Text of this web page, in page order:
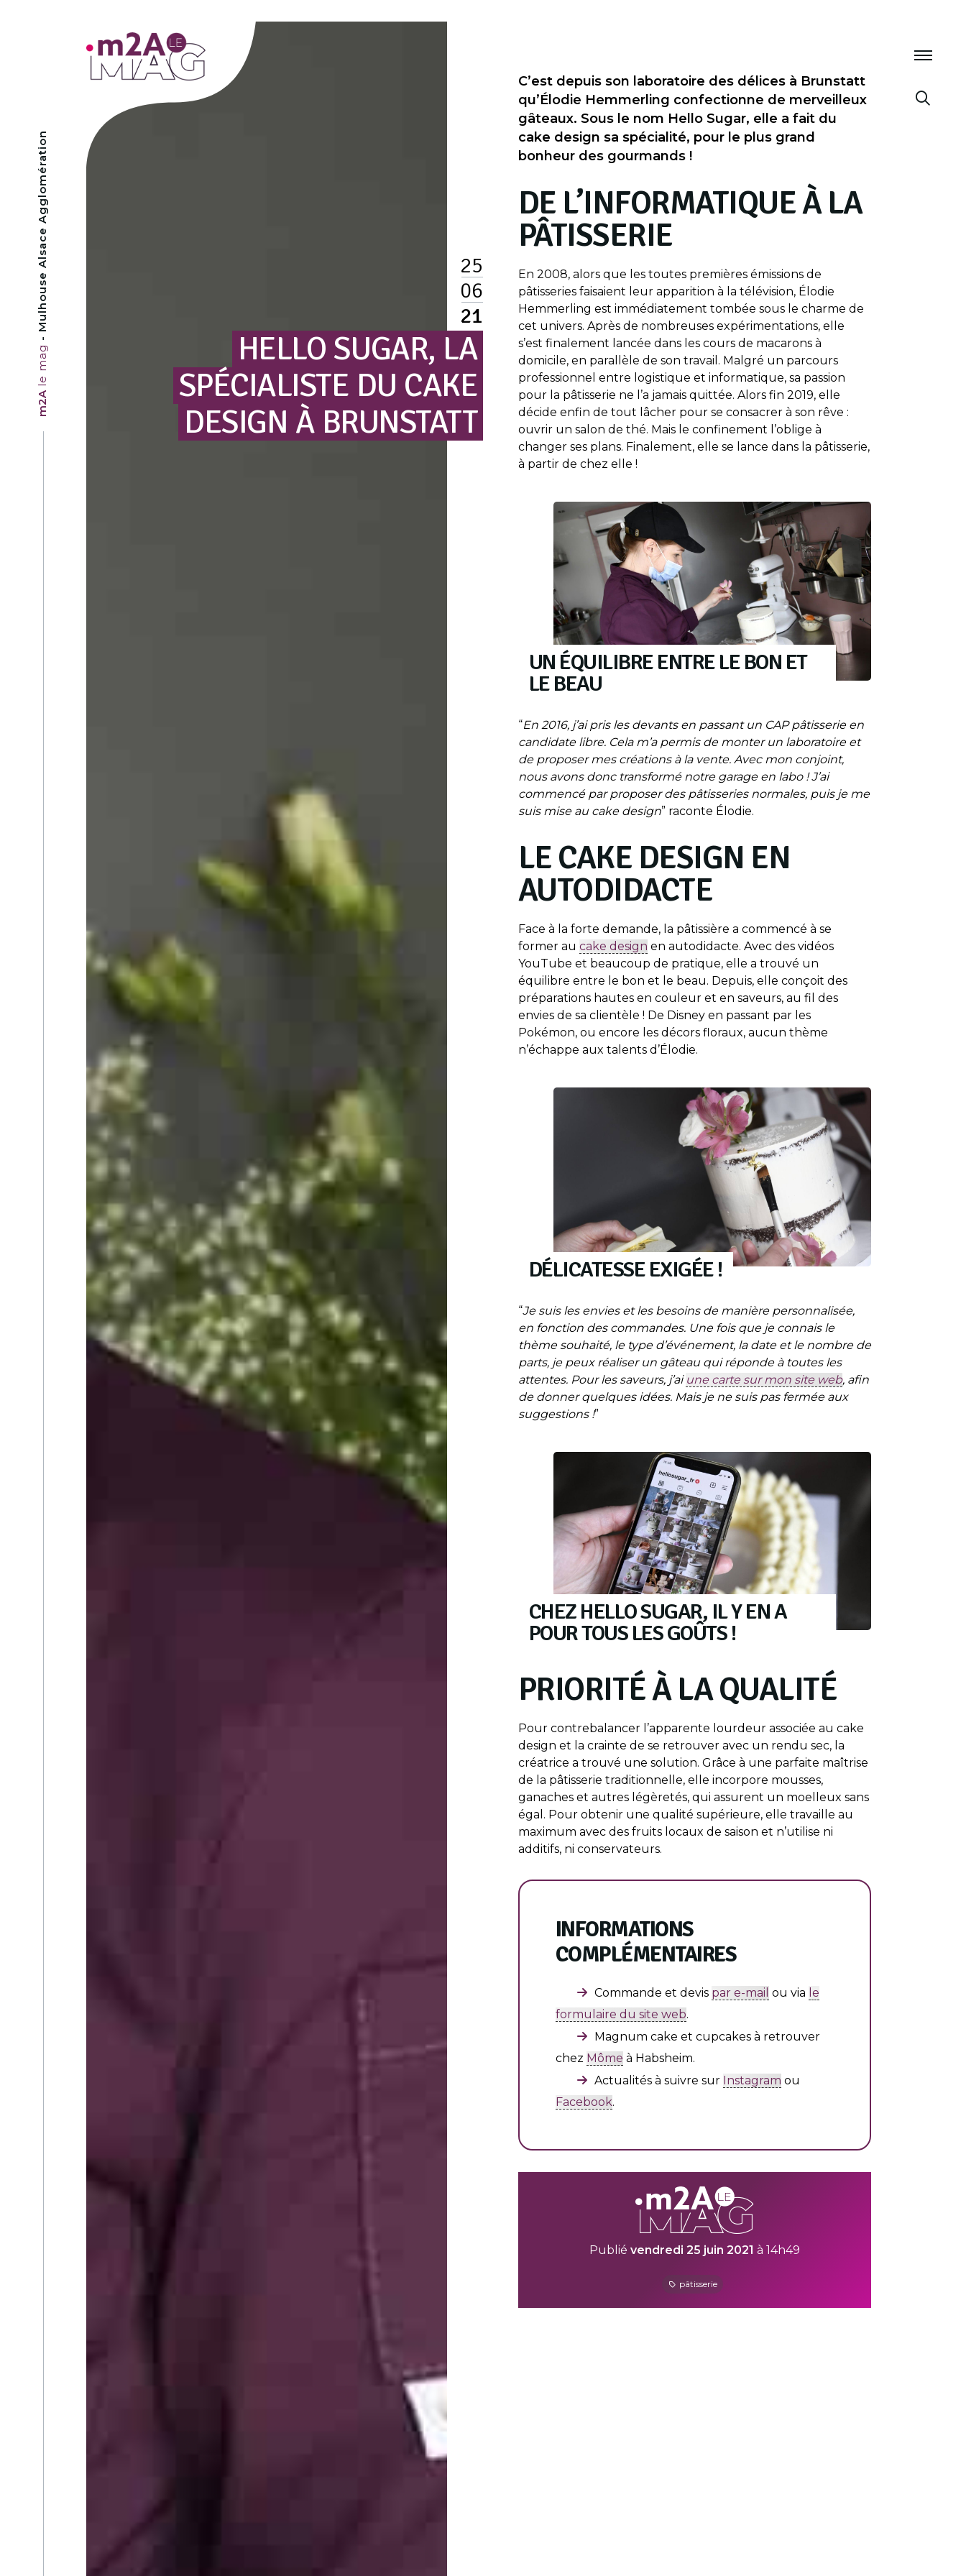
m2A
le mag
- Mulhouse Alsace Agglomération
25
06
21
HELLO SUGAR, LA
SPÉCIALISTE DU CAKE
DESIGN À BRUNSTATT
C’est depuis son laboratoire des délices à Brunstatt
qu’Élodie Hemmerling confectionne de merveilleux
gâteaux. Sous le nom Hello Sugar, elle a fait du
cake design sa spécialité, pour le plus grand
bonheur des gourmands !
DE L’INFORMATIQUE À LA
PÂTISSERIE
En 2008, alors que les toutes premières émissions de
pâtisseries faisaient leur apparition à la télévision, Élodie
Hemmerling est immédiatement tombée sous le charme de
cet univers. Après de nombreuses expérimentations, elle
s’est finalement lancée dans les cours de macarons à
domicile, en parallèle de son travail. Malgré un parcours
professionnel entre logistique et informatique, sa passion
pour la pâtisserie ne l’a jamais quittée. Alors fin 2019, elle
décide enfin de tout lâcher pour se consacrer à son rêve :
ouvrir un salon de thé. Mais le confinement l’oblige à
changer ses plans. Finalement, elle se lance dans la pâtisserie,
à partir de chez elle !
UN ÉQUILIBRE ENTRE LE BON ET
LE BEAU
“En 2016, j’ai pris les devants en passant un CAP pâtisserie en
candidate libre. Cela m’a permis de monter un laboratoire et
de proposer mes créations à la vente. Avec mon conjoint,
nous avons donc transformé notre garage en labo ! J’ai
commencé par proposer des pâtisseries normales, puis je me
suis mise au cake design” raconte Élodie.
LE CAKE DESIGN EN
AUTODIDACTE
Face à la forte demande, la pâtissière a commencé à se
former au cake design en autodidacte. Avec des vidéos
YouTube et beaucoup de pratique, elle a trouvé un
équilibre entre le bon et le beau. Depuis, elle conçoit des
préparations hautes en couleur et en saveurs, au fil des
envies de sa clientèle ! De Disney en passant par les
Pokémon, ou encore les décors floraux, aucun thème
n’échappe aux talents d’Élodie.
DÉLICATESSE EXIGÉE !
“Je suis les envies et les besoins de manière personnalisée,
en fonction des commandes. Une fois que je connais le
thème souhaité, le type d’événement, la date et le nombre de
parts, je peux réaliser un gâteau qui réponde à toutes les
attentes. Pour les saveurs, j’ai une carte sur mon site web, afin
de donner quelques idées. Mais je ne suis pas fermée aux
suggestions !”
CHEZ HELLO SUGAR, IL Y EN A
POUR TOUS LES GOÛTS !
PRIORITÉ À LA QUALITÉ
Pour contrebalancer l’apparente lourdeur associée au cake
design et la crainte de se retrouver avec un rendu sec, la
créatrice a trouvé une solution. Grâce à une parfaite maîtrise
de la pâtisserie traditionnelle, elle incorpore mousses,
ganaches et autres légèretés, qui assurent un moelleux sans
égal. Pour obtenir une qualité supérieure, elle travaille au
maximum avec des fruits locaux de saison et n’utilise ni
additifs, ni conservateurs.
INFORMATIONS
COMPLÉMENTAIRES
Commande et devis par e-mail ou via le
formulaire du site web.
Magnum cake et cupcakes à retrouver
chez Môme à Habsheim.
Actualités à suivre sur Instagram ou
Facebook.
Publié vendredi 25 juin 2021 à 14h49
pâtisserie